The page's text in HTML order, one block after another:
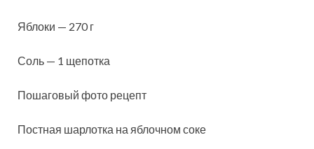
Яблоки — 270 г
Соль — 1 щепотка
Пошаговый фото рецепт
Постная шарлотка на яблочном соке